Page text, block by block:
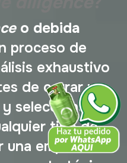
o debida
proceso de
exhaustivo
de cerrar un
seleccionar un
tipo de
empresa,